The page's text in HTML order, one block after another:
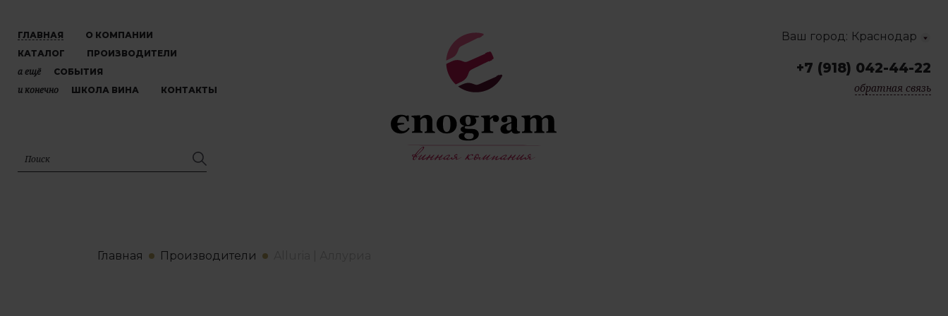
ГЛАВНАЯ
О КОМПАНИИ
КАТАЛОГ
ПРОИЗВОДИТЕЛИ
а ещё СОБЫТИЯ
и конечно ШКОЛА ВИНА КОНТАКТЫ
Ваш город: Краснодар
Краснодар
+7 (918) 042-44-22
обратная связь
Главная Производители